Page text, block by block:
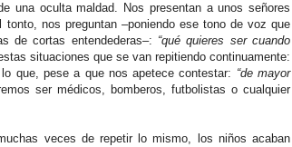
una oculta maldad. Nos presentan a unos señores
nos preguntan –poniendo ese tono de voz que
de cortas entendederas–: “qué quieres ser cuando
situaciones que se van repitiendo continuamente:
que, pese a que nos apetece contestar: “de mayor
ser médicos, bomberos, futbolistas o cualquier
veces de repetir lo mismo, los niños acaban